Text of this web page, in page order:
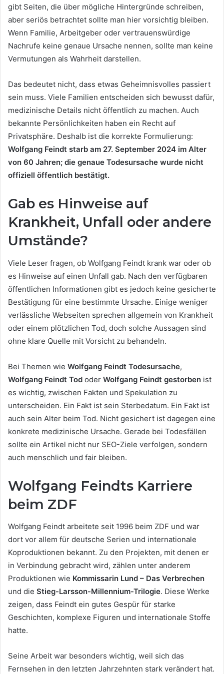
gibt Seiten, die über mögliche Hintergründe schreiben,
aber seriös betrachtet sollte man hier vorsichtig bleiben.
Wenn Familie, Arbeitgeber oder vertrauenswürdige
Nachrufe keine genaue Ursache nennen, sollte man keine
Vermutungen als Wahrheit darstellen.
Das bedeutet nicht, dass etwas Geheimnisvolles passiert
sein muss. Viele Familien entscheiden sich bewusst dafür,
medizinische Details nicht öffentlich zu machen. Auch
bekannte Persönlichkeiten haben ein Recht auf
Privatsphäre. Deshalb ist die korrekte Formulierung:
Wolfgang Feindt starb am 27. September 2024 im Alter
von 60 Jahren; die genaue Todesursache wurde nicht
offiziell öffentlich bestätigt.
Gab es Hinweise auf
Krankheit, Unfall oder andere
Umstände?
Viele Leser fragen, ob Wolfgang Feindt krank war oder ob
es Hinweise auf einen Unfall gab. Nach den verfügbaren
öffentlichen Informationen gibt es jedoch keine gesicherte
Bestätigung für eine bestimmte Ursache. Einige weniger
verlässliche Webseiten sprechen allgemein von Krankheit
oder einem plötzlichen Tod, doch solche Aussagen sind
ohne klare Quelle mit Vorsicht zu behandeln.
Bei Themen wie Wolfgang Feindt Todesursache,
Wolfgang Feindt Tod oder Wolfgang Feindt gestorben ist
es wichtig, zwischen Fakten und Spekulation zu
unterscheiden. Ein Fakt ist sein Sterbedatum. Ein Fakt ist
auch sein Alter beim Tod. Nicht gesichert ist dagegen eine
konkrete medizinische Ursache. Gerade bei Todesfällen
sollte ein Artikel nicht nur SEO-Ziele verfolgen, sondern
auch menschlich und fair bleiben.
Wolfgang Feindts Karriere
beim ZDF
Wolfgang Feindt arbeitete seit 1996 beim ZDF und war
dort vor allem für deutsche Serien und internationale
Koproduktionen bekannt. Zu den Projekten, mit denen er
in Verbindung gebracht wird, zählen unter anderem
Produktionen wie Kommissarin Lund – Das Verbrechen
und die Stieg-Larsson-Millennium-Trilogie. Diese Werke
zeigen, dass Feindt ein gutes Gespür für starke
Geschichten, komplexe Figuren und internationale Stoffe
hatte.
Seine Arbeit war besonders wichtig, weil sich das
Fernsehen in den letzten Jahrzehnten stark verändert hat.